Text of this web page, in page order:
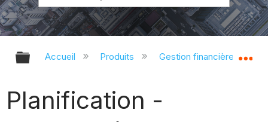
Développer/réduire la hiérarchie
Accueil Produits Gestion financière du
Planification -